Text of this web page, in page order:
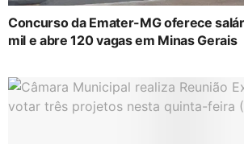
Concurso da Emater-MG oferece
mil e abre 120 vagas em Minas Gerais